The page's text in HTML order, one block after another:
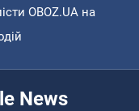
OBOZ.UA на
News